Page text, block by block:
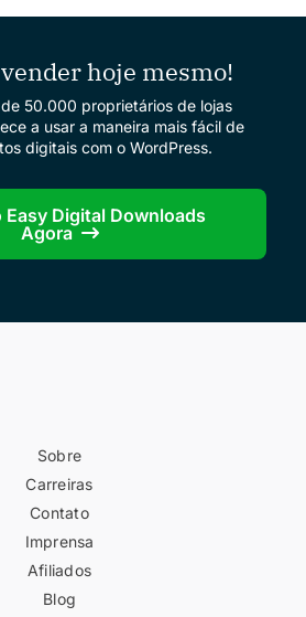
hoje mesmo!
50.000 proprietários de lojas
a usar a maneira mais fácil de
digitais com o WordPress.
Easy Digital Downloads
Agora
Sobre
Carreiras
Contato
Imprensa
Afiliados
Blog